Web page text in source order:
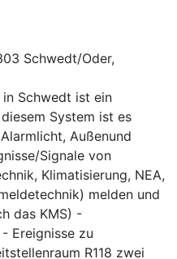
Schwedt/Oder,
in Schwedt ist ein
System ist es
Außenund
Signale von
Klimatisierung, NEA,
melden und
das KMS) -
Ereignisse zu
R118 zwei